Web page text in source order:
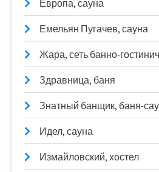
Европа, сауна
Емельян Пугачев, сауна
Жара, сеть банно-
Здравница, баня
Знатный банщик, баня-
Идел, сауна
Измайловский, хостел